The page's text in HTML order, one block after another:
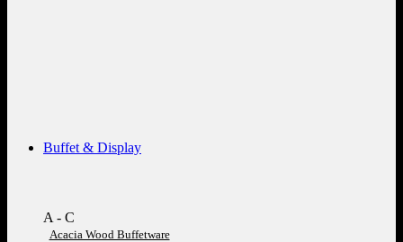
Buffet & Display
A - C
Acacia Wood Buffetware